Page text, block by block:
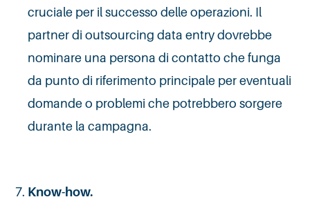
cruciale per il successo delle operazioni. Il
partner di outsourcing data entry dovrebbe
nominare una persona di contatto che funga
da punto di riferimento principale per eventuali
domande o problemi che potrebbero sorgere
durante la campagna.
Know-how.